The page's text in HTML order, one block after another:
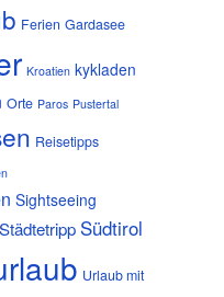
Ferien Gardasee
Kroatien kykladen
Orte Paros Pustertal
Reisetipps
Sightseeing
Städtetripp Südtirol
Urlaub mit